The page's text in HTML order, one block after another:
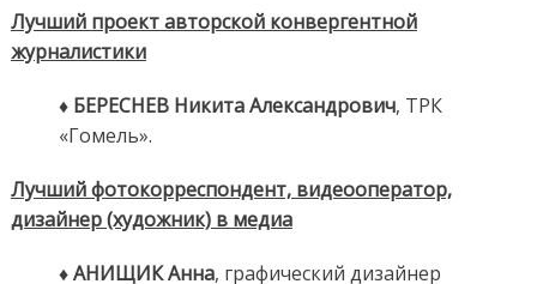
Лучший проект авторской конвергентной
журналистики
♦ БЕРЕСНЕВ Никита Александрович, ТРК
«Гомель».
Лучший фотокорреспондент, видеооператор,
дизайнер (художник) в медиа
♦ АНИЩИК Анна, графический дизайнер